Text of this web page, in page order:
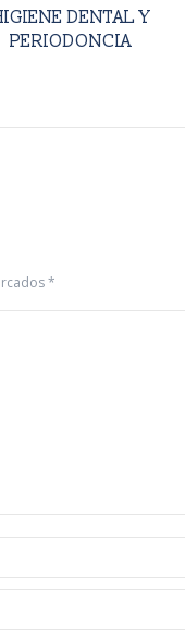
DENTAL Y
PERIODONCIA
*